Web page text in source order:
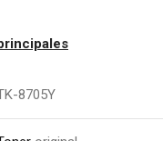
8705Y